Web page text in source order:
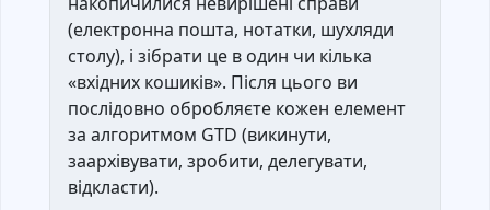
(електронна пошта, нотатки, шухляди
столу), і зібрати це в один чи кілька
«вхідних кошиків». Після цього ви
послідовно обробляєте кожен елемент
за алгоритмом GTD (викинути,
заархівувати, зробити, делегувати,
відкласти).